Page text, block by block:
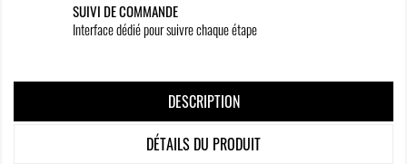
SUIVI DE COMMANDE
Interface dédié pour suivre chaque étape
DESCRIPTION
DÉTAILS DU PRODUIT